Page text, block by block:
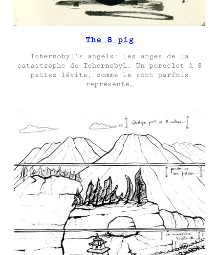
The 8 pig
Tchernobyl’s angels: les anges de la
catastrophe de Tchernobyl. Un porcelet à 8
pattes lévite, comme le sont parfois
représenté…